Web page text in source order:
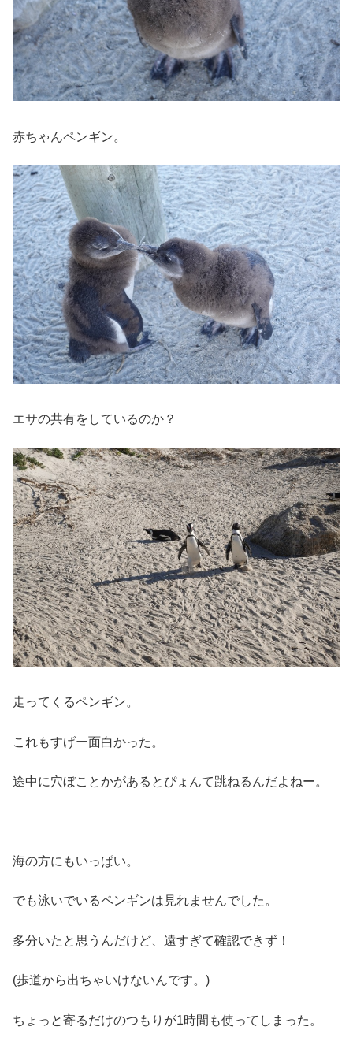
赤ちゃんペンギン。
エサの共有をしているのか？
走ってくるペンギン。
これもすげー面白かった。
途中に穴ぼことかがあるとぴょんて跳ねるんだよねー。